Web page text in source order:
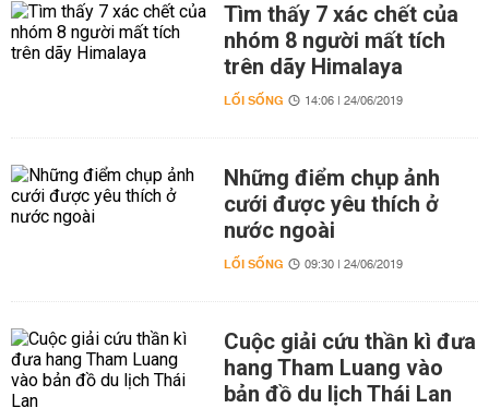
Tìm thấy 7 xác chết của
nhóm 8 người mất tích
trên dãy Himalaya
LỐI SỐNG 14:06 | 24/06/2019
Những điểm chụp ảnh
cưới được yêu thích ở
nước ngoài
LỐI SỐNG 09:30 | 24/06/2019
Cuộc giải cứu thần kì đưa
hang Tham Luang vào
bản đồ du lịch Thái Lan